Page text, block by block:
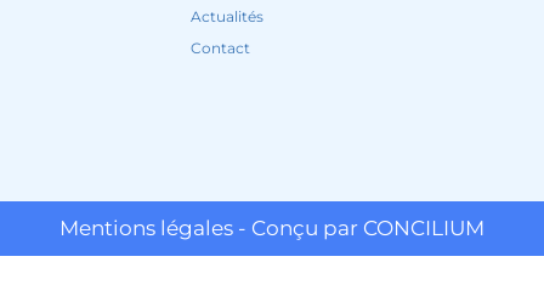
Actualités
Contact
Mentions légales - Conçu par CONCILIUM